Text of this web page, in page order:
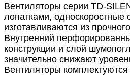
Вентиляторы серии TD-
лопатками, односкоростные
изготавливаются из
Внутренний
конструкции и слой
значительно снижают
Вентиляторы